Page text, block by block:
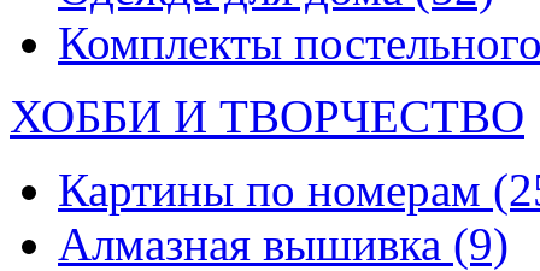
Комплекты
ХОББИ И ТВОРЧЕСТВО
Картины по номерам
Алмазная вышивка (9)